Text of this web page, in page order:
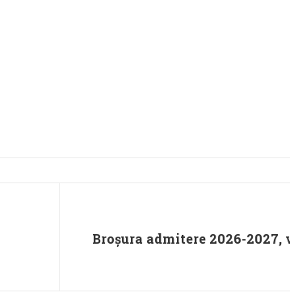
Broșura admitere 2026-